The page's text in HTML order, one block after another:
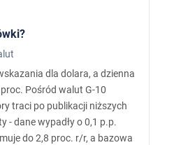
dla dolara, a dzienna
Pośród walut G-10
traci po publikacji niższych
- dane wypadły o 0,1 p.p.
do 2,8 proc. r/r, a bazowa